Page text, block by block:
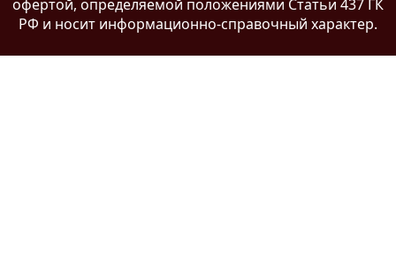
офертой, определяемой положениями Статьи 437 ГК
РФ и носит информационно-справочный характер.